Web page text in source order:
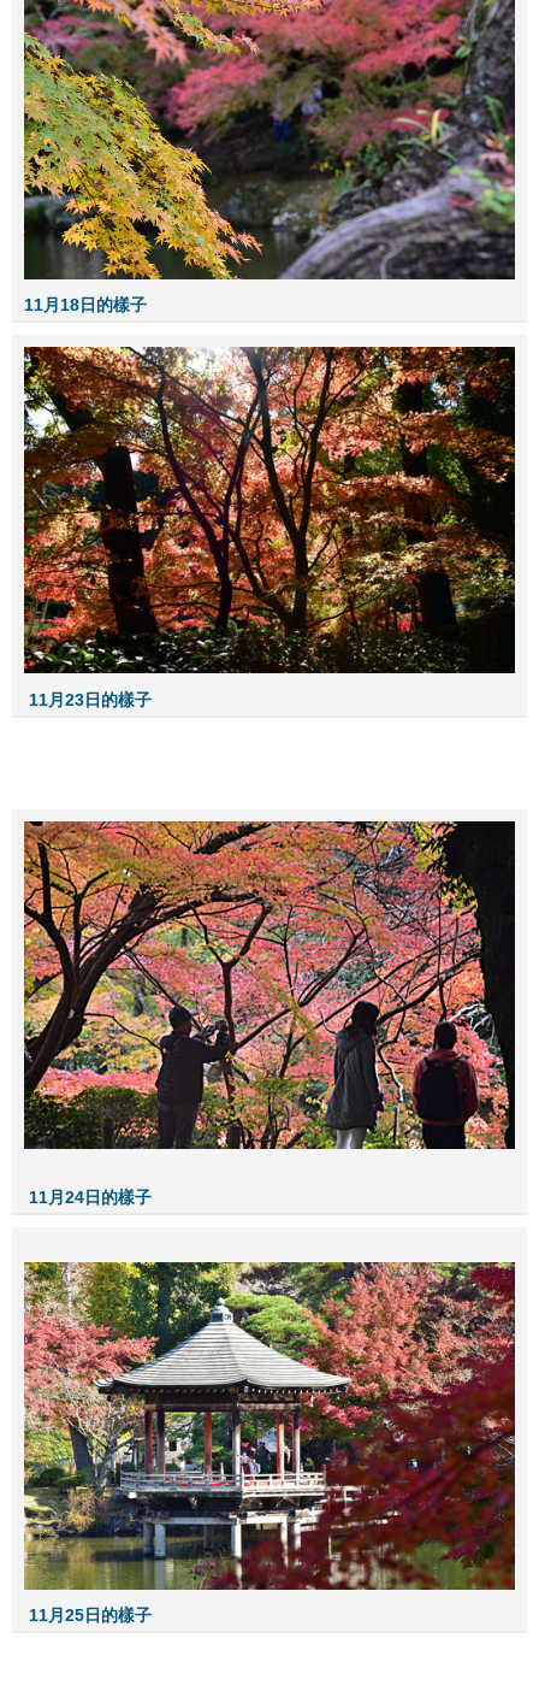
11月18日的樣子
11月23日的樣子
11月24日的樣子
11月25日的樣子